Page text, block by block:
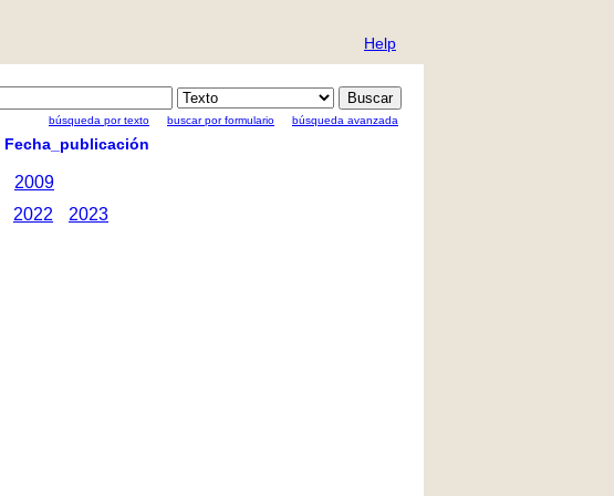
Help
búsqueda por texto buscar por formulario búsqueda avanzada
Fecha_publicación
2009
2022
2023